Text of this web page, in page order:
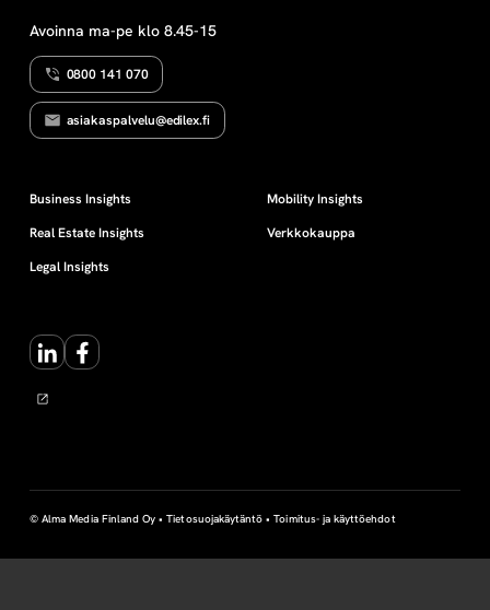
Avoinna ma-pe klo 8.45-15
0800 141 070
asiakaspalvelu@edilex.fi
Business Insights
Real Estate Insights
Legal Insights
Mobility Insights
Verkkokauppa
LinkedInFacebook
© Alma Media Finland Oy •Tietosuojakäytäntö •Toimitus- ja käyttöehdot